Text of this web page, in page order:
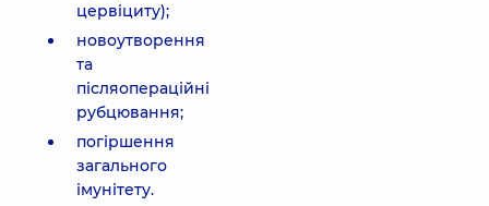
цервіциту);
новоутворення
та
післяопераційні
рубцювання;
погіршення
загального
імунітету.